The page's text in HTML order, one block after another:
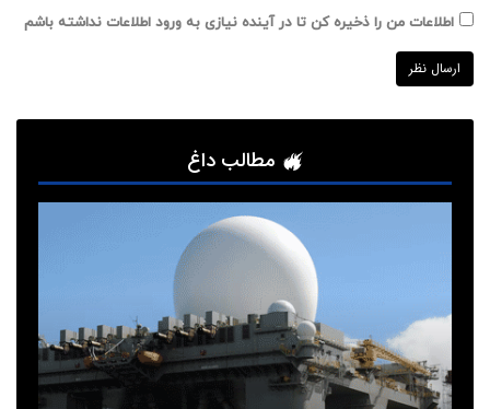
اطلاعات من را ذخیره کن تا در آینده نیازی به ورود اطلاعات نداشته باشم
مطالب داغ